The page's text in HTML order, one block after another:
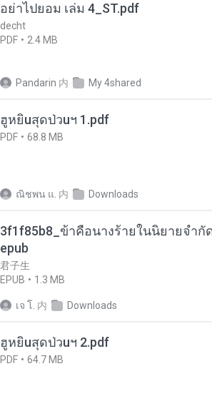
อย่าไปยอม เล่ม 4_ST.pdf
decht
PDF
2.4 MB
Pandarin 内 My 4shared
ฮูหยิuสุดป่วuฯ 1.pdf
PDF 68.8 MB
ณิชพน แ. 内 Downloads
3f1f85b8_ข้าคือนางร้ายในนิยายจำกัด
epub
君子生
EPUB
1.3 MB
เจ โ. 内 Downloads
ฮูหยิuสุดป่วuฯ 2.pdf
PDF 64.7 MB